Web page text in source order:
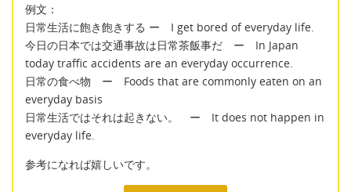
例文：
日常生活に飽き飽きする ー I get bored of everyday life.
今日の日本では交通事故は日常茶飯事だ ー In Japan
today traffic accidents are an everyday occurrence.
日常の食べ物 ー Foods that are commonly eaten on an
everyday basis
日常生活ではそれは起きない。 ー It does not happen in
everyday life.
参考になれば嬉しいです。